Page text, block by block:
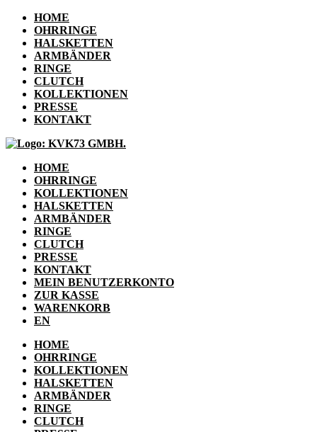
HOME
OHRRINGE
HALSKETTEN
ARMBÄNDER
RINGE
CLUTCH
KOLLEKTIONEN
PRESSE
KONTAKT
HOME
OHRRINGE
KOLLEKTIONEN
HALSKETTEN
ARMBÄNDER
RINGE
CLUTCH
PRESSE
KONTAKT
MEIN BENUTZERKONTO
ZUR KASSE
WARENKORB
EN
HOME
OHRRINGE
KOLLEKTIONEN
HALSKETTEN
ARMBÄNDER
RINGE
CLUTCH